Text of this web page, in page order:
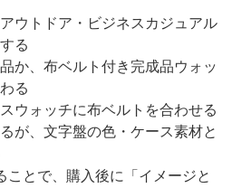
ウトドア・ビジネスカジュアル
る
か、布ベルト付き完成品ウォッ
る
スウォッチに布ベルトを合わせる
が、文字盤の色・ケース素材と
ことで、購入後に「イメージと